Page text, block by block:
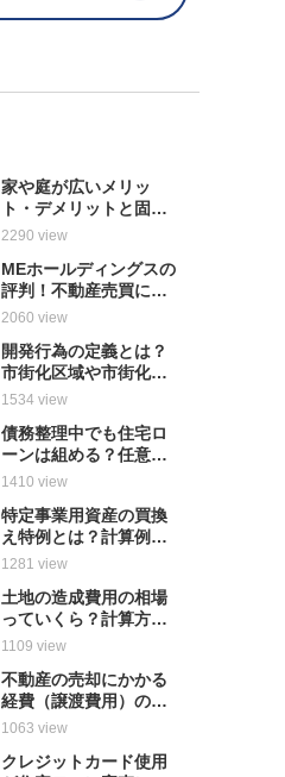
家や庭が広いメリッ
ト・デメリットと固定
資産税を減らすための
2290 view
MEホールディングスの
評判！不動産売買にお
ける特徴や口コミ評判
2060 view
開発行為の定義とは？
市街化区域や市街化調
整区域で許可を得る方
1534 view
債務整理中でも住宅ロ
ーンは組める？任意整
理後や保証人などまと
1410 view
特定事業用資産の買換
え特例とは？計算例を
用いて節税効果や内容
1281 view
土地の造成費用の相場
っていくら？計算方法
や節約の方法など徹底
1109 view
不動産の売却にかかる
経費（譲渡費用）の内
容と金額相場を徹底解
1063 view
クレジットカード使用